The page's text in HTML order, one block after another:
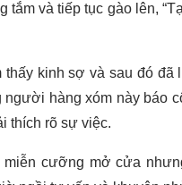
và tiếp tục gào lên,
kinh sợ và sau đó đã
hàng xóm này báo
thích rõ sự việc.
cưỡng mở cửa